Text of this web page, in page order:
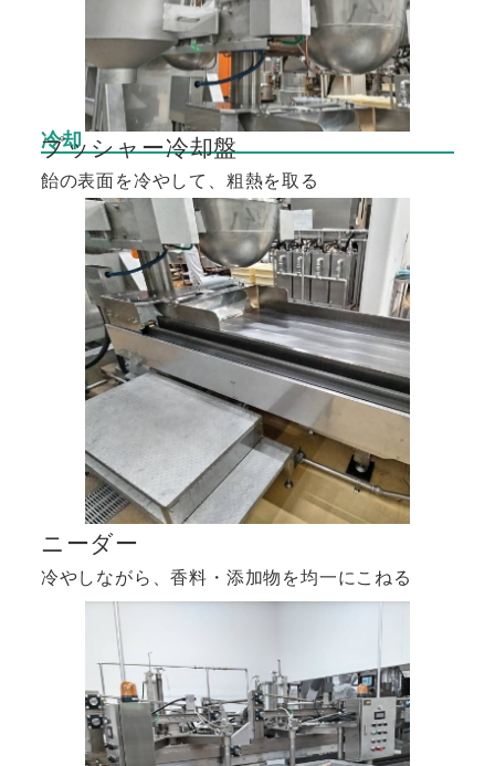
冷却
プッシャー冷却盤
飴の表面を冷やして、粗熱を取る
ニーダー
冷やしながら、香料・添加物を均一にこねる